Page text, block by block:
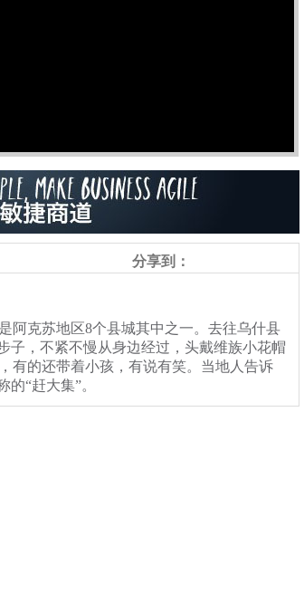
分享到：
克苏地区8个县城其中之一。去往乌什县
子，不紧不慢从身边经过，头戴维族小花帽
有的还带着小孩，有说有笑。当地人告诉
“赶大集”。